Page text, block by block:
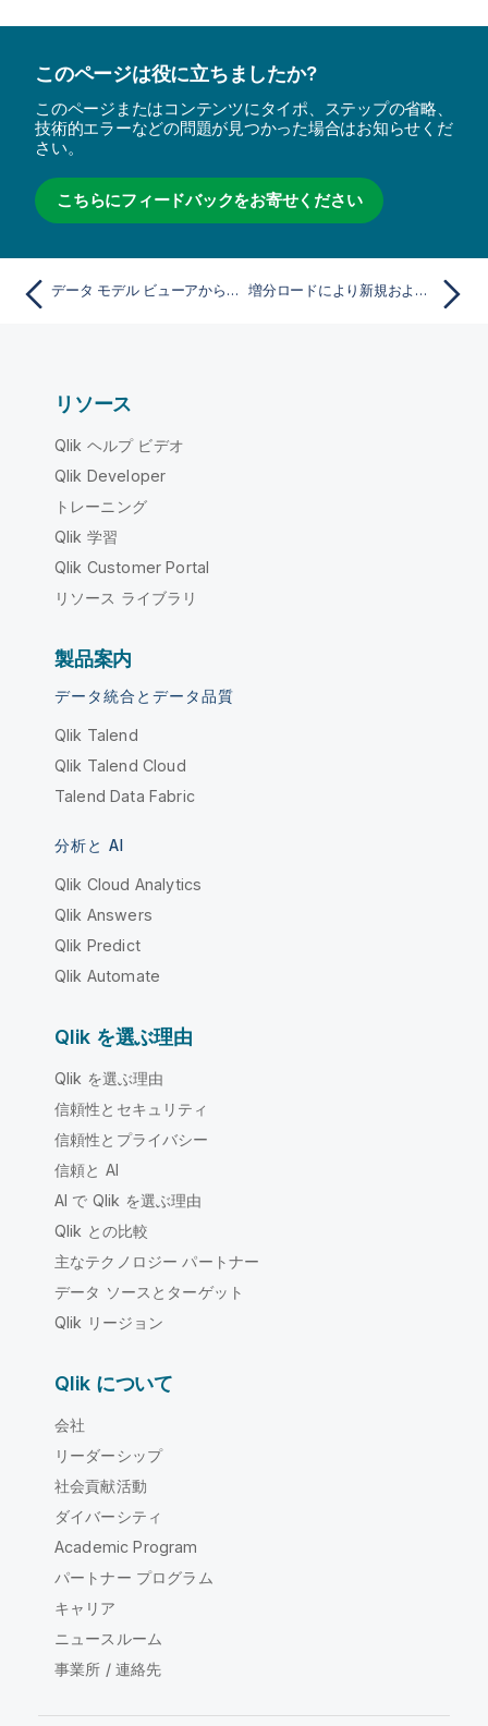
このページは役に立ちましたか?
このページまたはコンテンツにタイポ、ステップの省略、
技術的エラーなどの問題が見つかった場合はお知らせくだ
さい。
こちらにフィードバックをお寄せください
データ モデル ビューアからのマスター メジャーの作成 増分ロードにより新規および更新された記録をロード
リソース
Qlik ヘルプ ビデオ
Qlik Developer
トレーニング
Qlik 学習
Qlik Customer Portal
リソース ライブラリ
製品案内
データ統合とデータ品質
Qlik Talend
Qlik Talend Cloud
Talend Data Fabric
分析と AI
Qlik Cloud Analytics
Qlik Answers
Qlik Predict
Qlik Automate
Qlik を選ぶ理由
Qlik を選ぶ理由
信頼性とセキュリティ
信頼性とプライバシー
信頼と AI
AI で Qlik を選ぶ理由
Qlik との比較
主なテクノロジー パートナー
データ ソースとターゲット
Qlik リージョン
Qlik について
会社
リーダーシップ
社会貢献活動
ダイバーシティ
Academic Program
パートナー プログラム
キャリア
ニュースルーム
事業所 / 連絡先